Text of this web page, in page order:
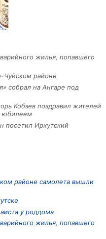
жилья, попавшего
Чуйском районе
собрал на Ангаре под
Кобзев поздравил жителей
юбилеем
посетил Иркутский
районе самолета вышли
у роддома
жилья, попавшего